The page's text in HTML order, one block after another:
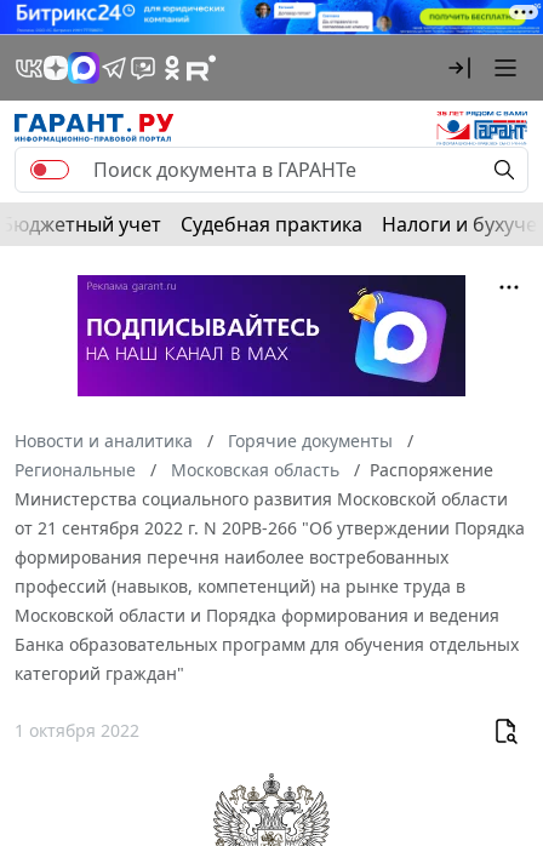
Бюджетный учет Судебная практика Налоги и
Новости и аналитика
Горячие документы
Региональные
Московская область
Распоряжение
Министерства социального развития Московской области
от 21 сентября 2022 г. N 20РВ-266 "Об утверждении Порядка
формирования перечня наиболее востребованных
профессий (навыков, компетенций) на рынке труда в
Московской области и Порядка формирования и ведения
Банка образовательных программ для обучения отдельных
категорий граждан"
1 октября 2022